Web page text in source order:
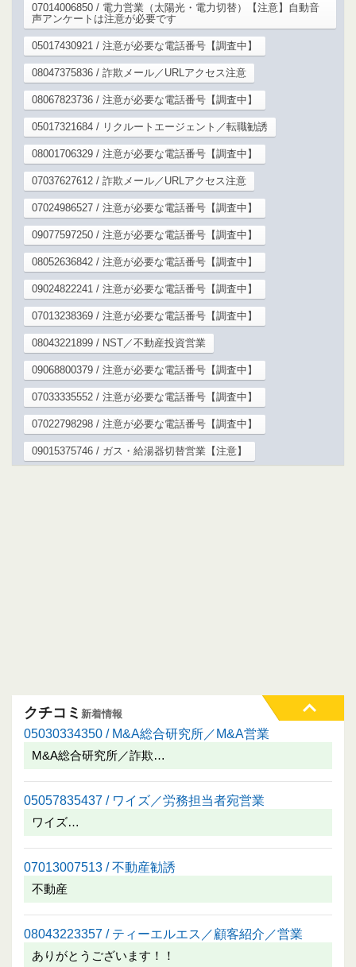
07014006850 / 電力営業（太陽光・電力切替）【注意】自動音
声アンケートは注意が必要です
05017430921 / 注意が必要な電話番号【調査中】
08047375836 / 詐欺メール／URLアクセス注意
08067823736 / 注意が必要な電話番号【調査中】
05017321684 / リクルートエージェント／転職勧誘
08001706329 / 注意が必要な電話番号【調査中】
07037627612 / 詐欺メール／URLアクセス注意
07024986527 / 注意が必要な電話番号【調査中】
09077597250 / 注意が必要な電話番号【調査中】
08052636842 / 注意が必要な電話番号【調査中】
09024822241 / 注意が必要な電話番号【調査中】
07013238369 / 注意が必要な電話番号【調査中】
08043221899 / NST／不動産投資営業
09068800379 / 注意が必要な電話番号【調査中】
07033335552 / 注意が必要な電話番号【調査中】
07022798298 / 注意が必要な電話番号【調査中】
09015375746 / ガス・給湯器切替営業【注意】
クチコミ 新着情報
05030334350 / M&A総合研究所／M&A営業
M&A総合研究所／詐欺…
05057835437 / ワイズ／労務担当者宛営業
ワイズ…
07013007513 / 不動産勧誘
不動産
08043223357 / ティーエルエス／顧客紹介／営業
ありがとうございます！！